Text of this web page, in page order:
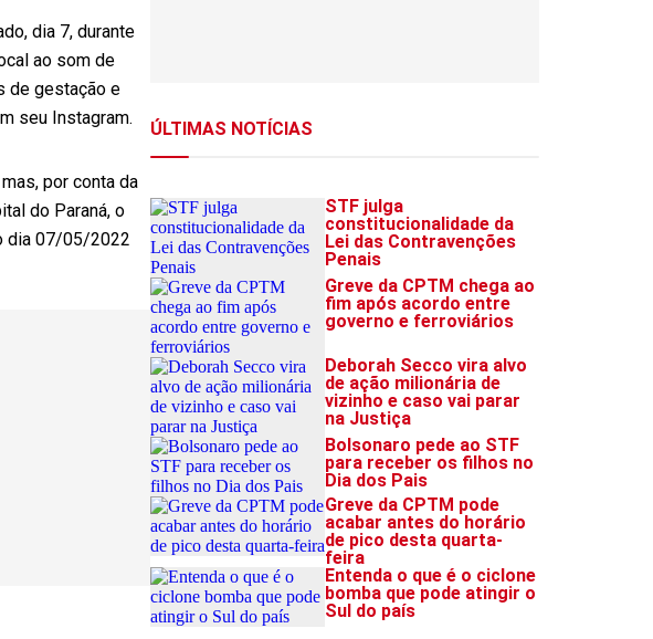
dia 7, durante
ao som de
de gestação e
seu Instagram.
por conta da
do Paraná, o
dia 07/05/2022